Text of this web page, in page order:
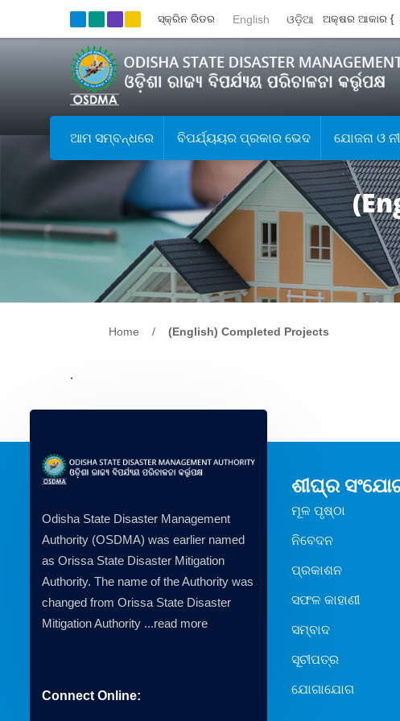
ସ୍କ୍ରିନ ରିଡର English ଓଡ଼ିଆ ଅକ୍ଷର ଆକାର {
ଆମ ସମ୍ବନ୍ଧରେ ବିପର୍ଯ୍ୟୟର ପ୍ରକାର ଭେଦ ଯୋଜନା ଓ
Home / (English) Completed Projects
.
Odisha State Disaster Management
Authority (OSDMA) was earlier named
as Orissa State Disaster Mitigation
Authority. The name of the Authority was
changed from Orissa State Disaster
Mitigation Authority ...read more
Connect Online:
ଶୀଘ୍ର
ମୂଳ ପୃଷ୍ଠା
ନିବେଦନ
ପ୍ରକାଶନ
ସଫଳ କାହାଣୀ
ସମ୍ବାଦ
ସୂଚୀପତ୍ର
ଯୋଗାଯୋଗ